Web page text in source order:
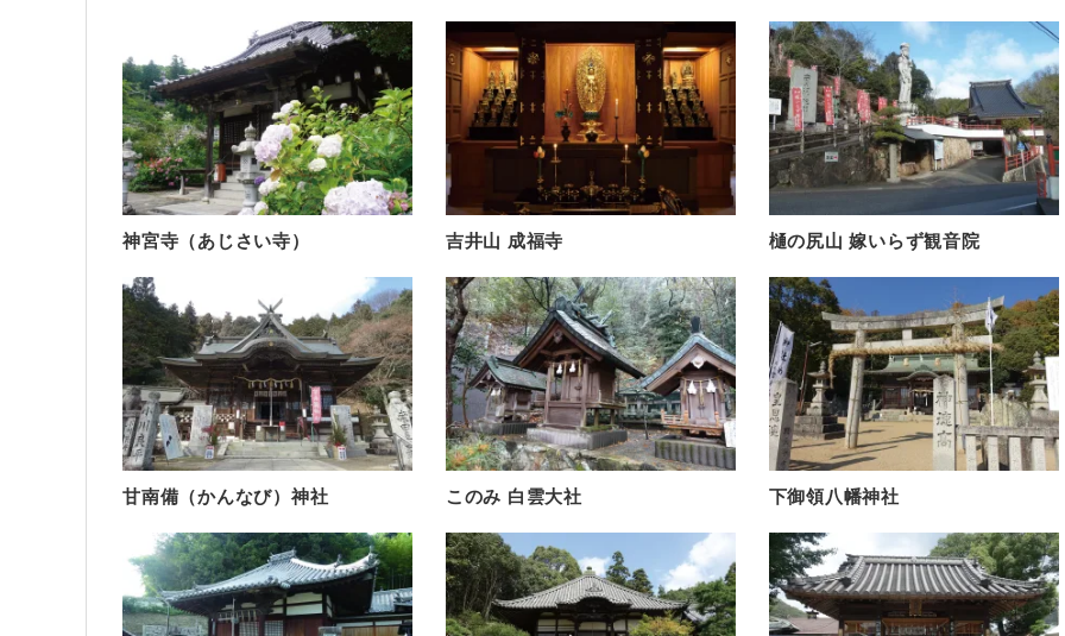
神宮寺（あじさい寺） 吉井山 成福寺 樋の尻山 嫁いらず観音院
甘南備（かんなび）神社 このみ 白雲大社 下御領八幡神社